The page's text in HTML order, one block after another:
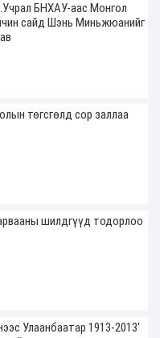
БНХАУ-аас Монгол
сайд Шэнь Миньжюанийг
төгсгөлд сор заллаа
шилдгүүд тодорлоо
Улаанбаатар 1913-2013'